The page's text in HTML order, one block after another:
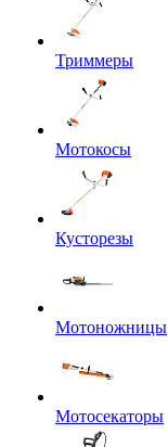
Триммеры
Мотокосы
Кусторезы
Мотоножницы
Мотосекаторы